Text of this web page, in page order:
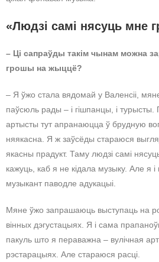
«Людзі самі нясуць мне
– Ці сапраўды такім чынам можна
грошы на жыццё?
– Я ўжо стала вядомай у Валенсіі,
паўсюль рады – і гішпанцы, і турысты.
артысты тут апранаюцца ў брудную
няякасна. Я ж заўсёды стараюся
якасны прадукт. Таму людзі самі
кажуць, каб я не кідала музыку. Але я
музыкант паводле адукацыі.
Мяне ўжо запрашаюць выступаць на
вінных дэгустацыях. Я і сама
пакуль што я пераважна – вулічная
рэстарацыях. Але стараюся расці.